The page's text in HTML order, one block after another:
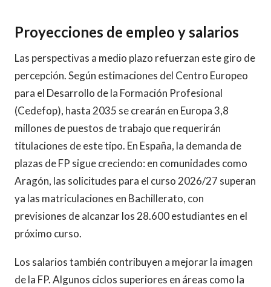
Proyecciones de empleo y salarios
Las perspectivas a medio plazo refuerzan este giro de
percepción. Según estimaciones del Centro Europeo
para el Desarrollo de la Formación Profesional
(Cedefop), hasta 2035 se crearán en Europa 3,8
millones de puestos de trabajo que requerirán
titulaciones de este tipo. En España, la demanda de
plazas de FP sigue creciendo: en comunidades como
Aragón, las solicitudes para el curso 2026/27 superan
ya las matriculaciones en Bachillerato, con
previsiones de alcanzar los 28.600 estudiantes en el
próximo curso.
Los salarios también contribuyen a mejorar la imagen
de la FP. Algunos ciclos superiores en áreas como la